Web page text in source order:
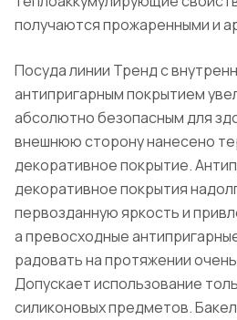
получаются прожаренными и
Посуда линии Тренд с
антипригарным покрытием
абсолютно безопасным для
внешнюю сторону нанесено
декоративное покрытие.
декоративное покрытия
первозданную яркость и
а превосходные
радовать на протяжении
Допускает использование
силиконовых предметов.